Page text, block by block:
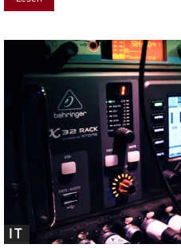
IT